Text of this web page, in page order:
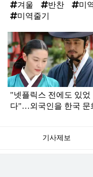
겨울 반찬 미
미역줄기
탑
라
인
"넷플릭스 전에도 있었
다"…외국인을 한국 문
기사제보